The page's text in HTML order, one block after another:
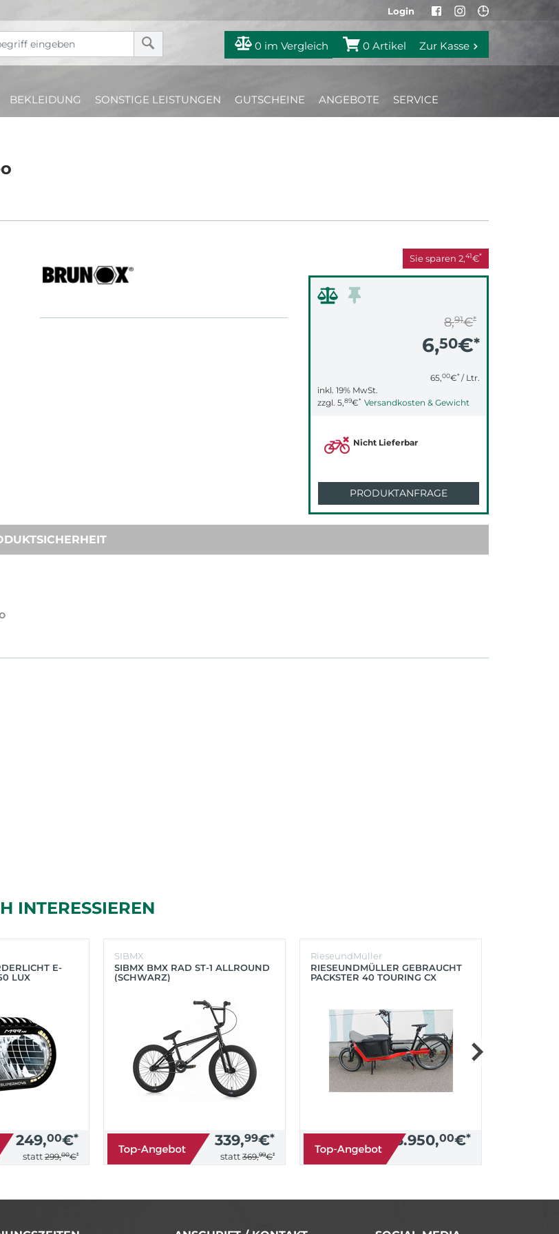
Login
0 im Vergleich 0 Artikel Zur Kasse
BEKLEIDUNG SONSTIGE LEISTUNGEN GUTSCHEINE ANGEBOTE SERVICE
Sie sparen 2,41€*
8,91€*
6,50€*
65,00€* / Ltr.
inkl. 19% MwSt.
zzgl. 5,89€* Versandkosten & Gewicht
Nicht Lieferbar
PRODUKTANFRAGE
INTERESSIEREN
E-
LUX
249,00€*
statt 299,00€*
SIBMX
SIBMX BMX RAD ST-1 ALLROUND
(SCHWARZ)
339,99€*
statt 369,99€*
RieseundMüller
RIESEUNDMÜLLER GEBRAUCHT
PACKSTER 40 TOURING CX
3.950,00€*